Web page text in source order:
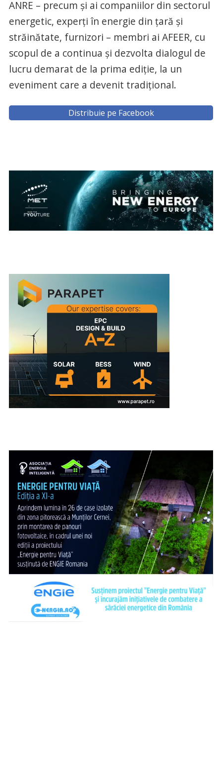
ANRE – precum şi ai companiilor din sectorul
energetic, experţi în energie din ţară şi
străinătate, furnizori – membri ai AFEER, cu
scopul de a continua şi dezvolta dialogul de
lucru demarat de la prima ediţie, la un
eveniment care a devenit tradiţional.
Distribuie pe Facebook